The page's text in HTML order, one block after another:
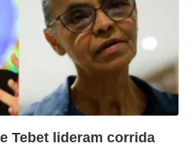
Tebet lideram corrida